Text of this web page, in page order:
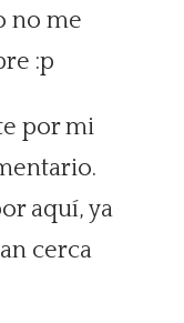
no me
:p
por mi
aquí, ya
cerca